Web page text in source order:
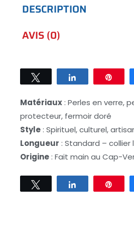
DESCRIPTION
AVIS (0)
Tweetez Partagez
Matériaux: Perles en verre,
protecteur, fermoir doré
Style: Spirituel, culturel,
Longueur : Standard – collier
Origine: Fait main au Cap-
Tweetez Partagez